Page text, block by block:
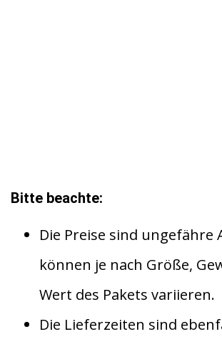
Bitte beachte:
Die Preise sind ungefähre
können je nach Größe,
Wert des Pakets variieren.
Die Lieferzeiten sind